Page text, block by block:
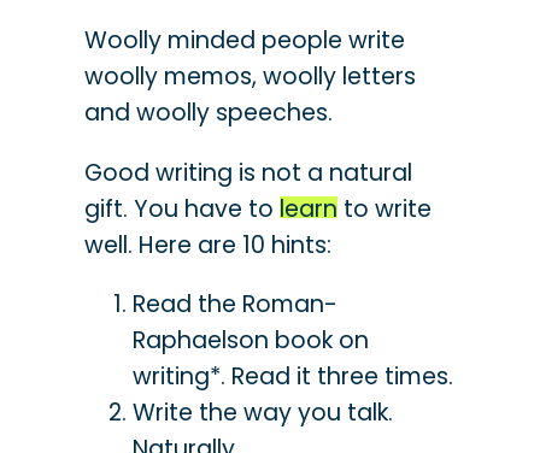
Woolly minded people write
woolly memos, woolly letters
and woolly speeches.
Good writing is not a natural
gift. You have to learn to write
well. Here are 10 hints:
Read the Roman-
Raphaelson book on
writing*. Read it three times.
Write the way you talk.